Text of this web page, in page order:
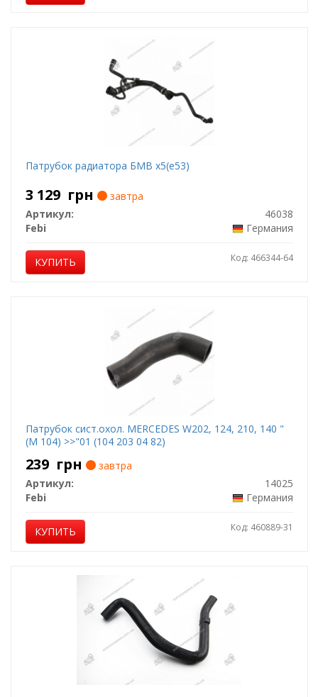
Патрубок радиатора БМВ х5(е53)
3 129 грн
завтра
Артикул:
46038
Febi
Германия
КУПИТЬ Код: 466344-64
Патрубок сист.охол. MERCEDES W202, 124, 210, 140 "
(M 104) >>"01 (104 203 04 82)
239 грн
завтра
Артикул:
14025
Febi
Германия
КУПИТЬ Код: 460889-31